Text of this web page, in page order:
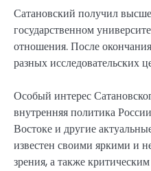
Сатановский получил
государственном
отношения. После
разных исследовательских
Особый интерес
внутренняя политика
Востоке и другие
известен своими яркими и
зрения, а также